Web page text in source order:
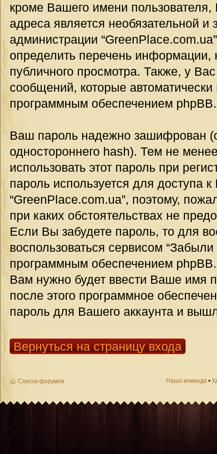
кроме Вашего имени
адреса является необязательной
администрации
определить перечень информации,
публичного просмотра. Также, у
сообщений, которые
программным обеспечением phpBB.
Ваш пароль надежно зашифрован
одностороннего hash). Тем не
использовать этот пароль при
пароль используется для доступа
“GreenPlace.com.ua”, поэтому,
при каких обстоятельствах не
Если Вы забудете пароль, то для
воспользоваться сервисом
программным обеспечением
Вам нужно будет ввести Ваше имя
после этого программное
пароль для Вашего аккаунта и
Вернуться на страницу входа
Список форумов Наша команда •